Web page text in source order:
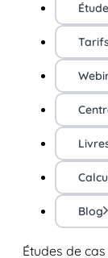
Blog
Études de cas